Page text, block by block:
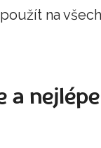
na všech
a nejlépe